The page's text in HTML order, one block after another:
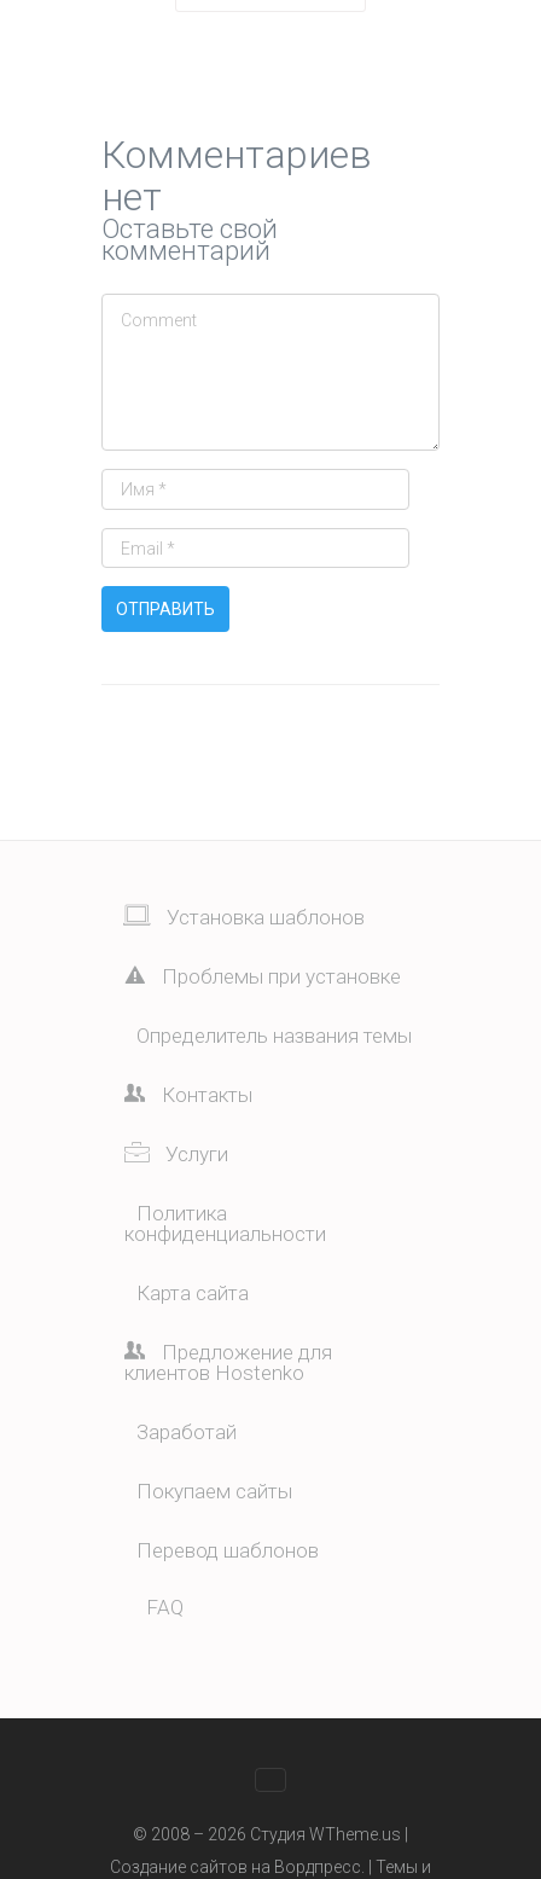
Комментариев
нет
Оставьте свой
комментарий
Установка шаблонов
Проблемы при установке
Определитель названия темы
Контакты
Услуги
Политика
конфиденциальности
Карта сайта
Предложение для
клиентов Hostenko
Заработай
Покупаем сайты
Перевод шаблонов
FAQ
© 2008 – 2026 Студия WTheme.us |
Создание сайтов на Вордпресс. | Темы и